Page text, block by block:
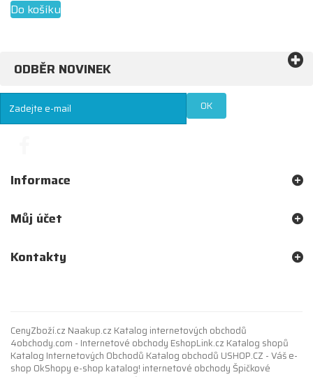
Do košíku
ODBĚR NOVINEK
OK
Informace
Můj účet
Kontakty
CenyZboží.cz Naakup.cz Katalog internetových obchodů
4obchody.com - Internetové obchody EshopLink.cz Katalog shopů
Katalog Internetových Obchodů Katalog obchodů USHOP.CZ - Váš e-
shop OkShopy e-shop katalog! internetové obchody Špičkové